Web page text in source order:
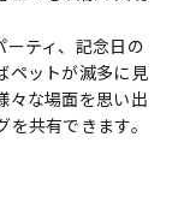
ーティ、記念日の
ペットが滅多に見
々な場面を思い出
共有できます。